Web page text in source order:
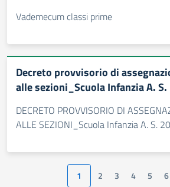
Vademecum classi prime
Decreto provvisorio di
alle sezioni_Scuola Infanzia A.
DECRETO PROVVISORIO DI
ALLE SEZIONI_Scuola Infanzia A. S.
1 2 3 4 5 6